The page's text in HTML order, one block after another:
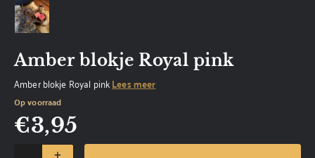
Amber blokje Royal pink
Amber blokje Royal pinkLees meer
Op voorraad
€3,95